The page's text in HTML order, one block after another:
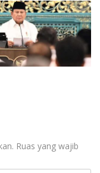
(Pergolakan
Politik Indonesia) &
Nasional “Urgensi
Undang
Nasional dan
Sosial dalam
Ruas yang wajib